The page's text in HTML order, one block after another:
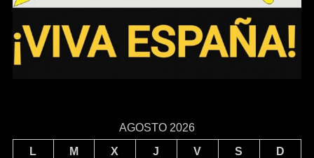
AGOSTO 2026
L
M X J V S D